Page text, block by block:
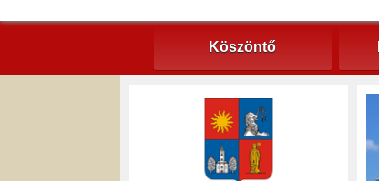
Köszöntő